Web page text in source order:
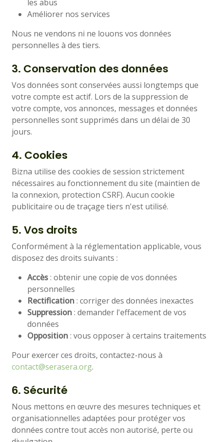
les abus
Améliorer nos services
Nous ne vendons ni ne louons vos données
personnelles à des tiers.
3. Conservation des données
Vos données sont conservées aussi longtemps que
votre compte est actif. Lors de la suppression de
votre compte, vos annonces, messages et données
personnelles sont supprimés dans un délai de 30
jours.
4. Cookies
Bizna utilise des cookies de session strictement
nécessaires au fonctionnement du site (maintien de
la connexion, protection CSRF). Aucun cookie
publicitaire ou de traçage tiers n'est utilisé.
5. Vos droits
Conformément à la réglementation applicable, vous
disposez des droits suivants :
Accès: obtenir une copie de vos données
personnelles
Rectification: corriger des données inexactes
Suppression: demander l'effacement de vos
données
Opposition: vous opposer à certains traitements
Pour exercer ces droits, contactez-nous à
contact@serasera.org.
6. Sécurité
Nous mettons en œuvre des mesures techniques et
organisationnelles adaptées pour protéger vos
données contre tout accès non autorisé, perte ou